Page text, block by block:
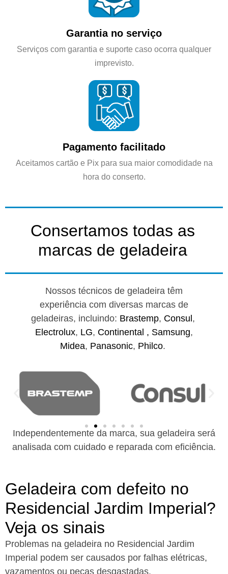
Garantia no serviço
Serviços com garantia e suporte caso ocorra qualquer
imprevisto.
Pagamento facilitado
Aceitamos cartão e Pix para sua maior comodidade na
hora do conserto.
Consertamos todas as
marcas de geladeira
Nossos técnicos de geladeira têm
experiência com diversas marcas de
geladeiras, incluindo: Brastemp, Consul ,
Electrolux, LG, Continental , Samsung,
Midea, Panasonic, Philco.
Independentemente da marca, sua geladeira será
analisada com cuidado e reparada com eficiência.
Geladeira com defeito no
Residencial Jardim Imperial?
Veja os sinais
Problemas na geladeira no Residencial Jardim
Imperial podem ser causados por falhas elétricas,
vazamentos ou peças desgastadas.